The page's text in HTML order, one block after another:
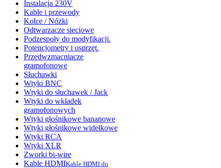
Instalacja 230V
Kable i przewody
Kolce / Nóżki
Odtwarzacze sieciowe
Podzespoły do modyfikacji.
Potencjometry i osprzęt.
Przedwzmacniacze
gramofonowe
Słuchawki
Wtyki BNC
Wtyki do słuchawek / Jack
Wtyki do wkładek
gramofonowych
Wtyki głośnikowe bananowe
Wtyki głośnikowe widełkowe
Wtyki RCA
Wtyki XLR
Zworki bi-wire
Kable HDMIKable HDMI do